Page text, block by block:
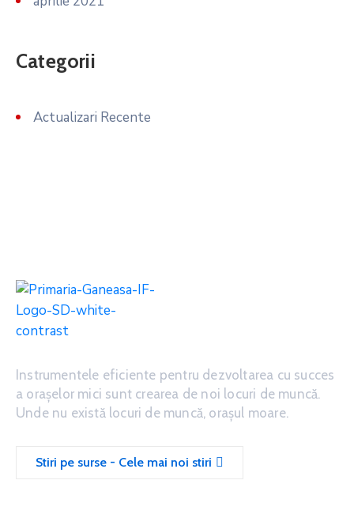
Categorii
Actualizari Recente
Instrumentele eficiente pentru dezvoltarea cu succes
a oraşelor mici sunt crearea de noi locuri de muncă.
Unde nu există locuri de muncă, oraşul moare.
Stiri pe surse - Cele mai noi stiri